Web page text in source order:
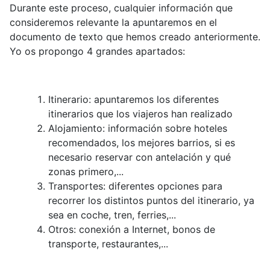
Durante este proceso, cualquier información que
consideremos relevante la apuntaremos en el
documento de texto que hemos creado anteriormente.
Yo os propongo 4 grandes apartados:
Itinerario: apuntaremos los diferentes
itinerarios que los viajeros han realizado
Alojamiento: información sobre hoteles
recomendados, los mejores barrios, si es
necesario reservar con antelación y qué
zonas primero,...
Transportes: diferentes opciones para
recorrer los distintos puntos del itinerario, ya
sea en coche, tren, ferries,...
Otros: conexión a Internet, bonos de
transporte, restaurantes,...